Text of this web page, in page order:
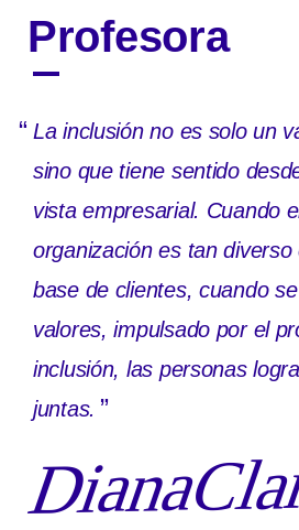
Profesora
“ La inclusión no es solo un
sino que tiene sentido
vista empresarial. Cuando
organización es tan
base de clientes, cuando
valores, impulsado por el
inclusión, las personas
juntas. ”